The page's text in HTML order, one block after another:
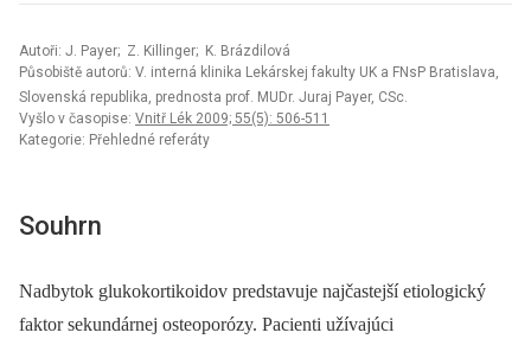
Autoři: J. Payer; Z. Killinger; K. Brázdilová
Působiště autorů: V. interná klinika Lekárskej fakulty UK a FNsP Bratislava,
Slovenská republika, prednosta prof. MUDr. Juraj Payer, CSc.
Vyšlo v časopise: Vnitř Lék 2009; 55(5): 506-511
Kategorie: Přehledné referáty
Souhrn
Nadbytok glukokortikoidov predstavuje najčastejší etiologický
faktor sekundárnej osteoporózy. Pacienti užívajúci